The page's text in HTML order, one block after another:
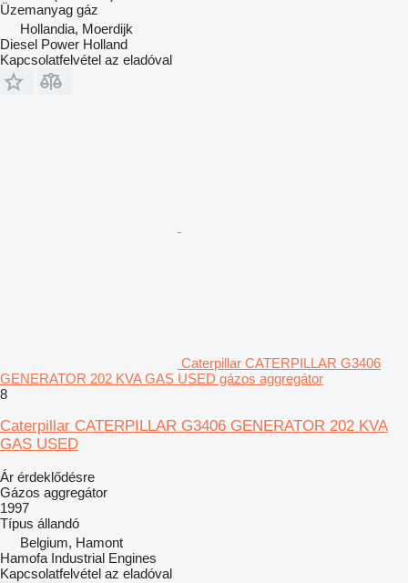
Üzemanyag gáz
Hollandia, Moerdijk
Diesel Power Holland
Kapcsolatfelvétel az eladóval
Caterpillar CATERPILLAR G3406
GENERATOR 202 KVA GAS USED gázos aggregátor
8
Caterpillar CATERPILLAR G3406 GENERATOR 202 KVA
GAS USED
Ár érdeklődésre
Gázos aggregátor
1997
Típus állandó
Belgium, Hamont
Hamofa Industrial Engines
Kapcsolatfelvétel az eladóval